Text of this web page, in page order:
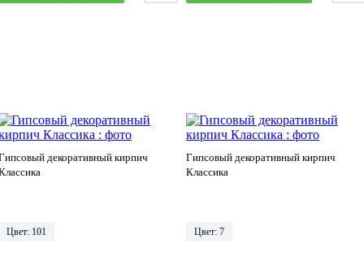
декоративный кирпич
Цвет: 101
Гипсовый декоративный кирпич
Классика
Цвет: 7